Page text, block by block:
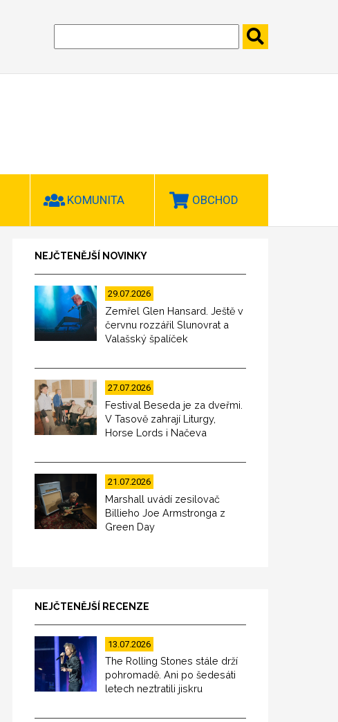
KOMUNITA OBCHOD
NEJČTENĚJŠÍ NOVINKY
29.07.2026
Zemřel Glen Hansard. Ještě v
červnu rozzářil Slunovrat a
Valašský špalíček
27.07.2026
Festival Beseda je za dveřmi.
V Tasově zahrají Liturgy,
Horse Lords i Načeva
21.07.2026
Marshall uvádí zesilovač
Billieho Joe Armstronga z
Green Day
NEJČTENĚJŠÍ RECENZE
13.07.2026
The Rolling Stones stále drží
pohromadě. Ani po šedesáti
letech neztratili jiskru